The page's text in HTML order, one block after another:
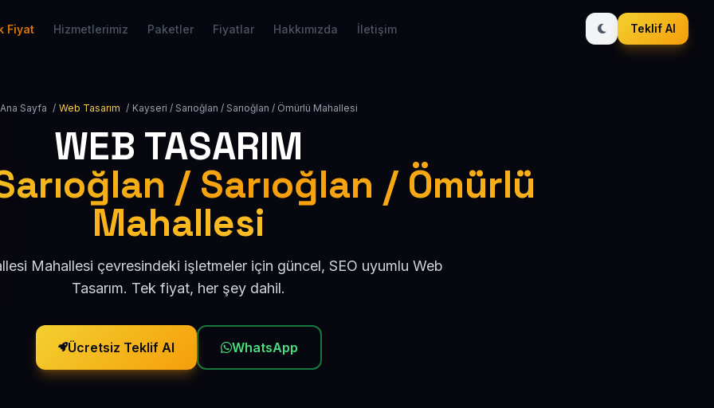
Fiyat Hizmetlerimiz Paketler Fiyatlar Hakkımızda İletişim Teklif Al
Ana Sayfa / Web Tasarım / Kayseri / Sarıoğlan / Sarıoğlan / Ömürlü Mahallesi
WEB TASARIM
/ Sarıoğlan / Ömürlü
Mahallesi
Mahallesi çevresindeki işletmeler için güncel, SEO uyumlu Web
Tasarım. Tek fiyat, her şey dahil.
Ücretsiz Teklif Al WhatsApp